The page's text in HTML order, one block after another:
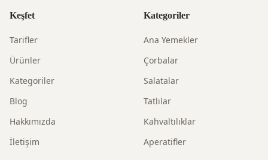
Keşfet
Tarifler
Ürünler
Kategoriler
Blog
Hakkımızda
İletişim
Kategoriler
Ana Yemekler
Çorbalar
Salatalar
Tatlılar
Kahvaltılıklar
Aperatifler